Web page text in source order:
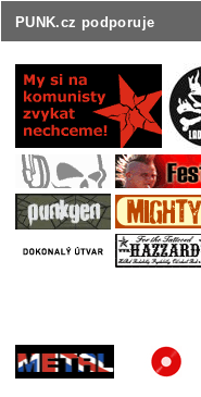
PUNK.cz podporuje